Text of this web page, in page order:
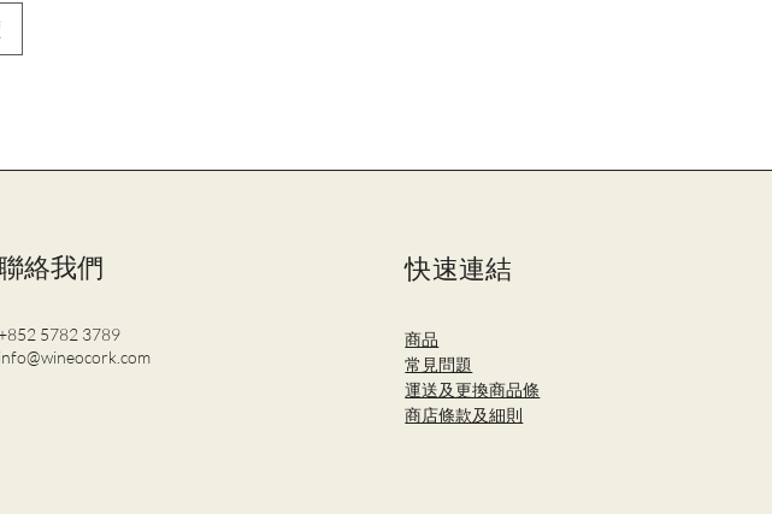
絡我們
5782 3789
info@wineocork.com
快速連結
商品
​常見問題
運送及更換商品條
商店條款及細則